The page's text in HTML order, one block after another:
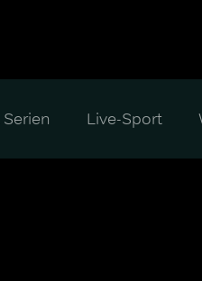
Live-Sport